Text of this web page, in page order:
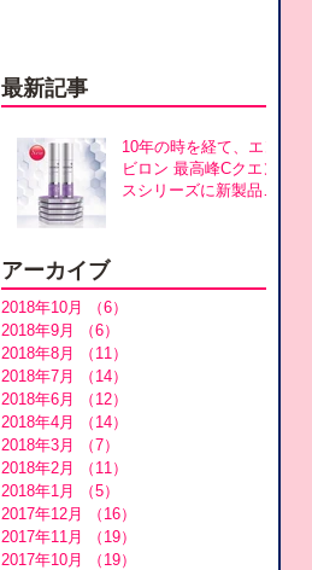
最新記事
10年の時を経て、エン
ビロン 最高峰Cクエン
スシリーズに新製品誕
アーカイブ
2018年10月 （6）
2018年9月
（6）
2018年8月
（11）
2018年7月
（14）
2018年6月
（12）
2018年4月
（14）
2018年3月
（7）
2018年2月
（11）
2018年1月
（5）
2017年12月
（16）
2017年11月
（19）
2017年10月
（19）